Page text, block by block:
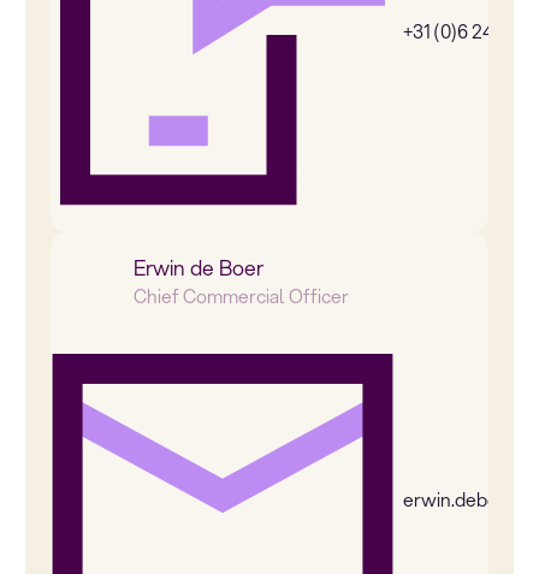
+31 (0)6
Erwin de Boer
Chief Commercial Officer